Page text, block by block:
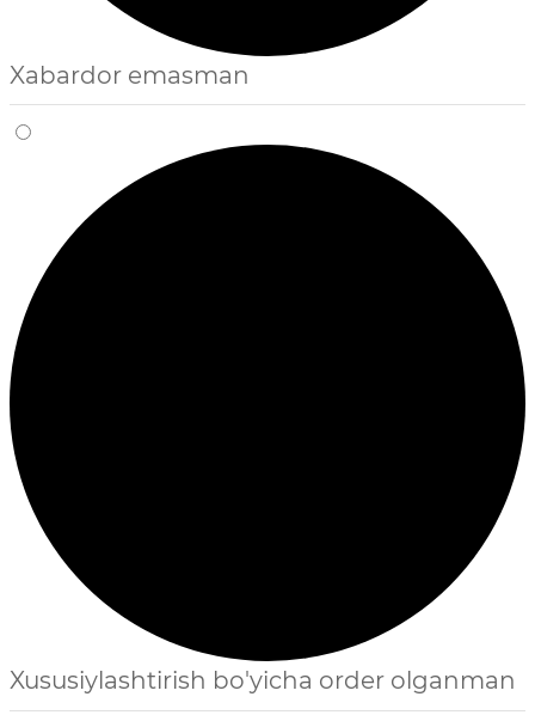
Xabardor emasman
Xususiylashtirish bo'yicha order olganman